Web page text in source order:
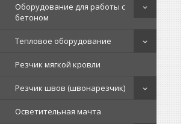
Оборудование для работы с
бетоном
Тепловое оборудование
Резчик мягкой кровли
Резчик швов (швонарезчик)
Осветительная мачта